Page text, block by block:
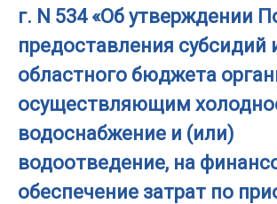
г. N 534 «Об утверждении
предоставления субсидий
областного бюджета
осуществляющим
водоснабжение и (или)
водоотведение, на
обеспечение затрат по